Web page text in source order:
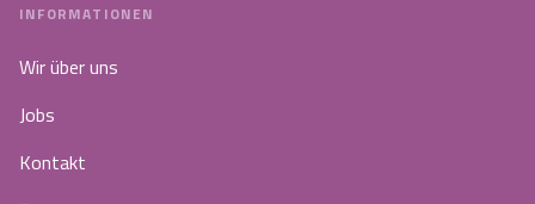
INFORMATIONEN
Wir über uns
Jobs
Kontakt